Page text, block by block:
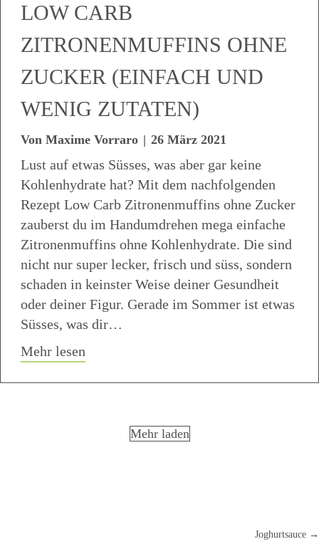
LOW CARB
ZITRONENMUFFINS OHNE
ZUCKER (EINFACH UND
WENIG ZUTATEN)
Von Maxime Vorraro | 26 März 2021
Lust auf etwas Süsses, was aber gar keine
Kohlenhydrate hat? Mit dem nachfolgenden
Rezept Low Carb Zitronenmuffins ohne Zucker
zauberst du im Handumdrehen mega einfache
Zitronenmuffins ohne Kohlenhydrate. Die sind
nicht nur super lecker, frisch und süss, sondern
schaden in keinster Weise deiner Gesundheit
oder deiner Figur. Gerade im Sommer ist etwas
Süsses, was dir…
Mehr lesen
Mehr laden
Joghurtsauce →